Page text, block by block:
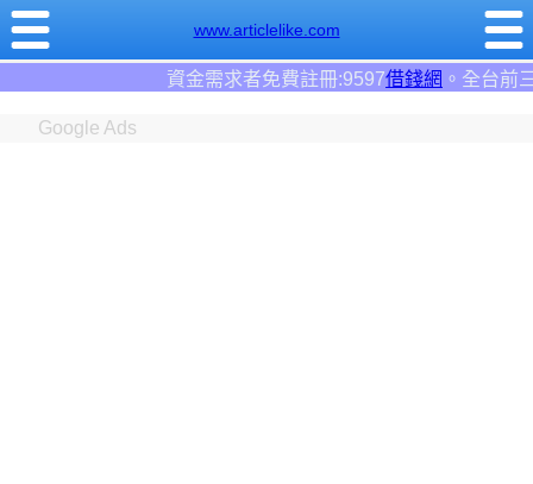
www.articlelike.com
求者免費註冊:9597借錢網。全台前三大借錢網站！
Google Ads